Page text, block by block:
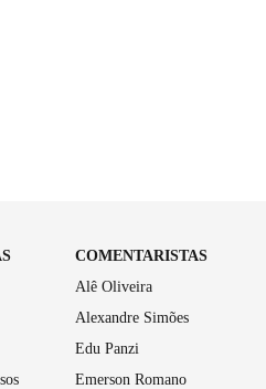
COMENTARISTAS
Alê Oliveira
Alexandre Simões
Edu Panzi
Emerson Romano